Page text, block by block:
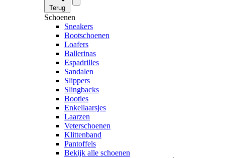
Terug
Schoenen
Sneakers
Bootschoenen
Loafers
Ballerinas
Espadrilles
Sandalen
Slippers
Slingbacks
Booties
Enkellaarsjes
Laarzen
Veterschoenen
Klittenband
Pantoffels
Bekijk alle schoenen